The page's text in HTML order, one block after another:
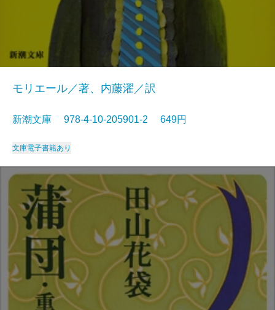
モリエール／著、内藤濯／訳
新潮文庫 978-4-10-205901-2 649円
文庫電子書籍あり